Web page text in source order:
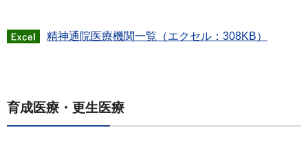
精神通院医療機関一覧（エクセル：308KB）
育成医療・更生医療